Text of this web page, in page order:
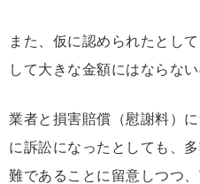
また、仮に認められたとし
して大きな金額にはならな
業者と損害賠償（慰謝料）
に訴訟になったとしても、
難であることに留意しつつ